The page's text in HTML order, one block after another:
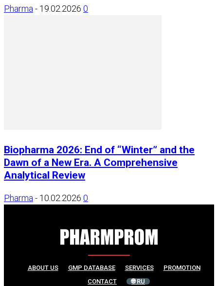
Pharma - 19.02.2026 0
Biopharma 2026: End of “Winter” and the
Dawn of a New Era. A Comprehensive
Analytical Review
Pharma - 10.02.2026 0
ABOUT US GMP DATABASE SERVICES
PROMOTION
CONTACT
🌐 RU